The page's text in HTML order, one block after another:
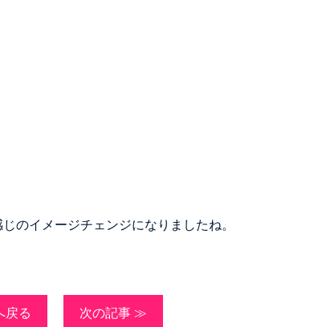
のイメージチェンジになりましたね。
戻る 次の記事 ≫